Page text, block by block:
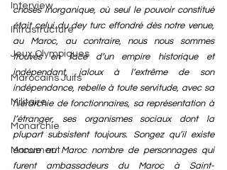
Interview
Infrastructure
Jeux Olympiques
Marocains Juifs
Militaire
Monarchie
Monument
choses inorganique, où seul le pouvoir constitué
était celui du dey turc effondré dès notre venue,
au Maroc, au contraire, nous nous sommes
trouvés en face d’un empire historique et
indépendant, jaloux à l’extrême de son
indépendance, rebelle à toute servitude, avec sa
hiérarchie de fonctionnaires, sa représentation à
l’étranger, ses organismes sociaux dont la
plupart subsistent toujours. Songez qu’il existe
encore au Maroc nombre de personnages qui
furent ambassadeurs du Maroc à Saint-